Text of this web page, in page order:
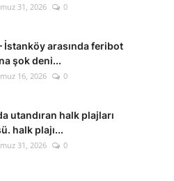
31, 2026 0
İstanköy arasında feribot
şok deni...
16, 2026 0
utandıran halk plajları
halk plajı...
31, 2026 0